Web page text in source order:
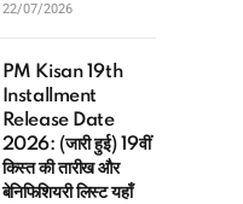
22/07/2026
PM Kisan 19th
Installment
Release Date
2026: (जारी हुई) 19वीं
किस्त की तारीख और
बेनिफिशियरी लिस्ट यहाँ